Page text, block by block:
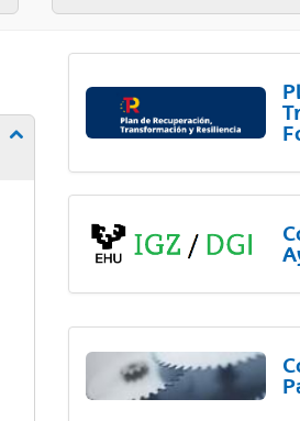
Mostrar/ocultar subpáginas